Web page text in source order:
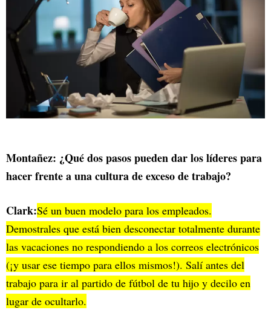
Montañez: ¿Qué dos pasos pueden dar los líderes para
hacer frente a una cultura de exceso de trabajo?
Clark:Sé un buen modelo para los empleados.
Demostrales que está bien desconectar totalmente durante
las vacaciones no respondiendo a los correos electrónicos
(¡y usar ese tiempo para ellos mismos!). Salí antes del
trabajo para ir al partido de fútbol de tu hijo y decilo en
lugar de ocultarlo.